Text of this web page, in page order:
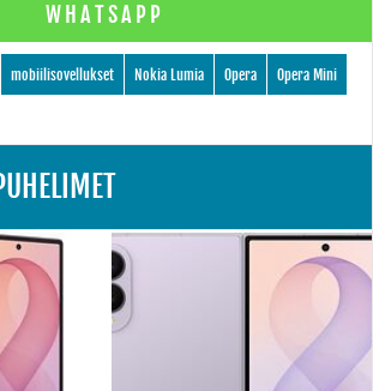
WHATSAPP
Opera Mini
Opera
Nokia Lumia
mobiilisovellukset